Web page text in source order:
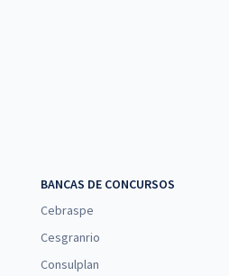
BANCAS DE CONCURSOS
Cebraspe
Cesgranrio
Consulplan